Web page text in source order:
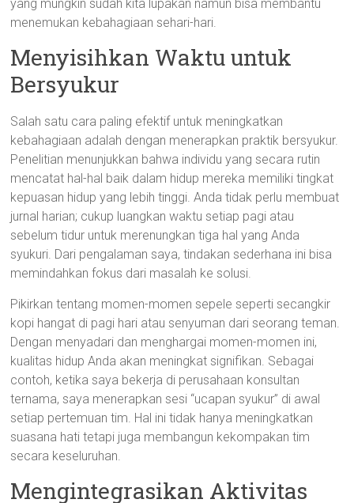
yang mungkin sudah kita lupakan namun bisa membantu
menemukan kebahagiaan sehari-hari.
Menyisihkan Waktu untuk
Bersyukur
Salah satu cara paling efektif untuk meningkatkan
kebahagiaan adalah dengan menerapkan praktik bersyukur.
Penelitian menunjukkan bahwa individu yang secara rutin
mencatat hal-hal baik dalam hidup mereka memiliki tingkat
kepuasan hidup yang lebih tinggi. Anda tidak perlu membuat
jurnal harian; cukup luangkan waktu setiap pagi atau
sebelum tidur untuk merenungkan tiga hal yang Anda
syukuri. Dari pengalaman saya, tindakan sederhana ini bisa
memindahkan fokus dari masalah ke solusi.
Pikirkan tentang momen-momen sepele seperti secangkir
kopi hangat di pagi hari atau senyuman dari seorang teman.
Dengan menyadari dan menghargai momen-momen ini,
kualitas hidup Anda akan meningkat signifikan. Sebagai
contoh, ketika saya bekerja di perusahaan konsultan
ternama, saya menerapkan sesi “ucapan syukur” di awal
setiap pertemuan tim. Hal ini tidak hanya meningkatkan
suasana hati tetapi juga membangun kekompakan tim
secara keseluruhan.
Mengintegrasikan Aktivitas